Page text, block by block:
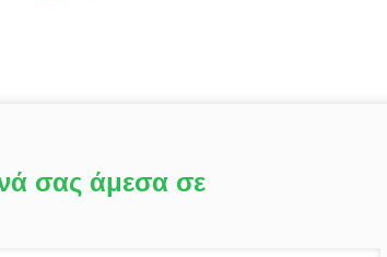
σας άμεσα σε